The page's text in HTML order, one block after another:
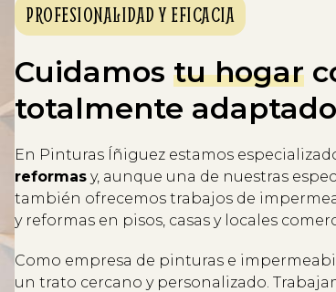
PROFESIONALIDAD Y EFICACIA
Cuidamos tu hogar
totalmente
En Pinturas Íñiguez estamos
reformas y, aunque una de nuestras
también ofrecemos trabajos de
y reformas en pisos, casas y locales
Como empresa de pinturas e
un trato cercano y personalizado.